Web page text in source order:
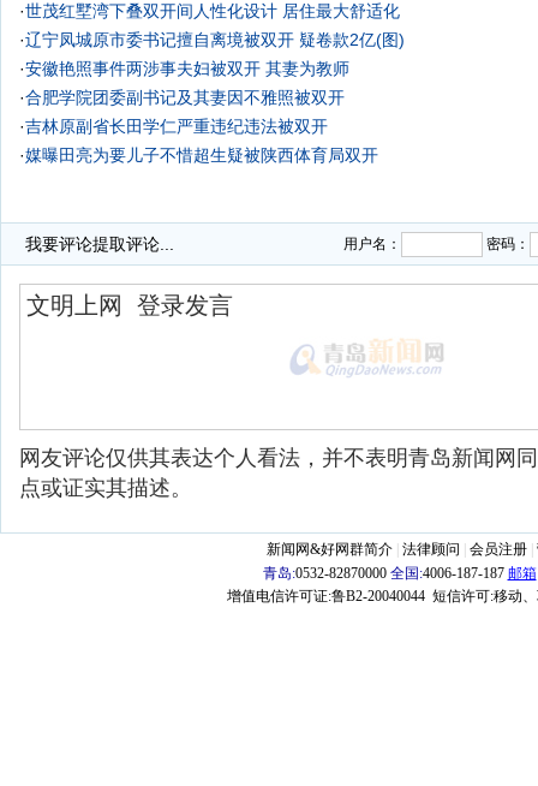
·世茂红墅湾下叠双开间人性化设计 居住最大舒适化
·辽宁凤城原市委书记擅自离境被双开 疑卷款2亿(图)
·安徽艳照事件两涉事夫妇被双开 其妻为教师
·合肥学院团委副书记及其妻因不雅照被双开
·吉林原副省长田学仁严重违纪违法被双开
·媒曝田亮为要儿子不惜超生疑被陕西体育局双开
我要评论提取评论... 用户名： 密码：
网友评论仅供其表达个人看法，并不表明青岛新闻网
点或证实其描述。